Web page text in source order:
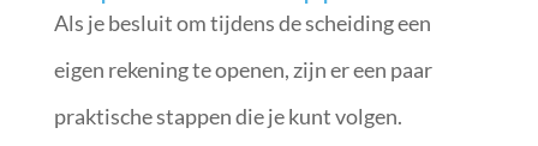
Als je besluit om tijdens de scheiding een
eigen rekening te openen, zijn er een paar
praktische stappen die je kunt volgen.